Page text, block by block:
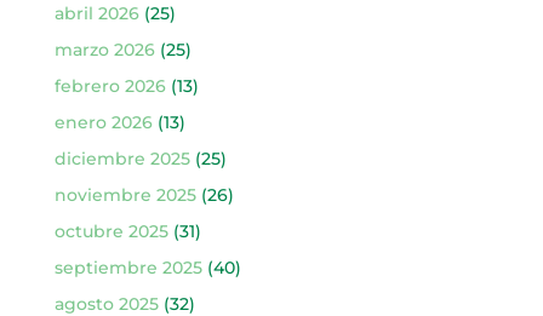
abril 2026(25)
marzo 2026(25)
febrero 2026(13)
enero 2026(13)
diciembre 2025(25)
noviembre 2025(26)
octubre 2025(31)
septiembre 2025(40)
agosto 2025(32)